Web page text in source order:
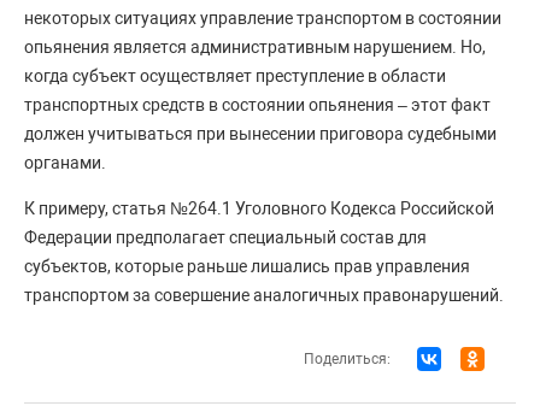
некоторых ситуациях управление транспортом в состоянии
опьянения является административным нарушением. Но,
когда субъект осуществляет преступление в области
транспортных средств в состоянии опьянения – этот факт
должен учитываться при вынесении приговора судебными
органами.
К примеру, статья №264.1 Уголовного Кодекса Российской
Федерации предполагает специальный состав для
субъектов, которые раньше лишались прав управления
транспортом за совершение аналогичных правонарушений.
Поделиться: